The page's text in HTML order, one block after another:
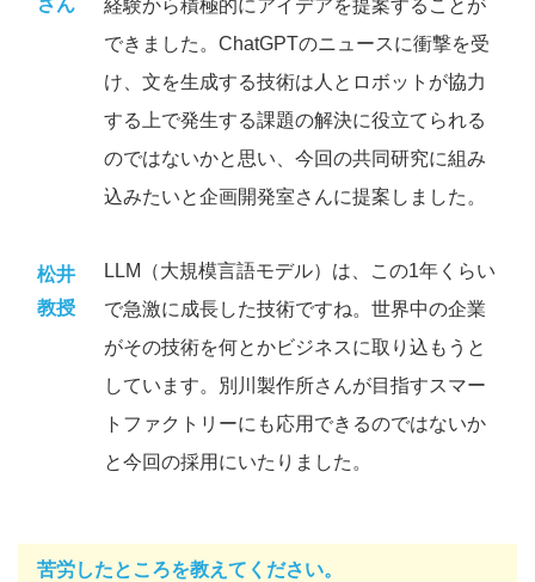
さん
経験から積極的にアイデアを提案することが
できました。ChatGPTのニュースに衝撃を受
け、文を生成する技術は人とロボットが協力
する上で発生する課題の解決に役立てられる
のではないかと思い、今回の共同研究に組み
込みたいと企画開発室さんに提案しました。
松井
教授
LLM（大規模言語モデル）は、この1年くらい
で急激に成長した技術ですね。世界中の企業
がその技術を何とかビジネスに取り込もうと
しています。別川製作所さんが目指すスマー
トファクトリーにも応用できるのではないか
と今回の採用にいたりました。
苦労したところを教えてください。